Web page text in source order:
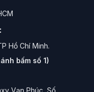
Hồ Chí Minh.
bấm số 1)
Vạn Phúc, Số